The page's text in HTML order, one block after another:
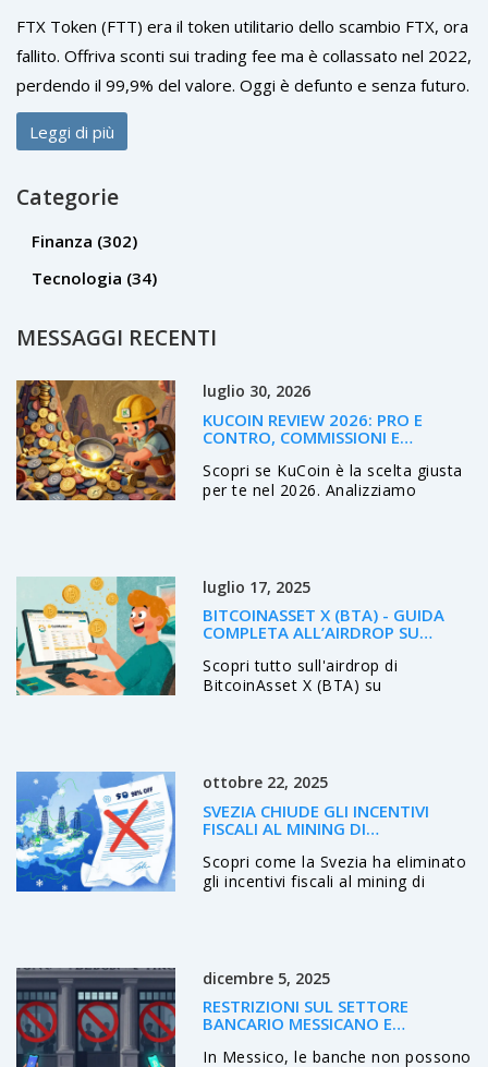
FTX Token (FTT) era il token utilitario dello scambio FTX, ora
fallito. Offriva sconti sui trading fee ma è collassato nel 2022,
perdendo il 99,9% del valore. Oggi è defunto e senza futuro.
Leggi di più
Categorie
Finanza (302)
Tecnologia (34)
MESSAGGI RECENTI
luglio 30, 2026
KUCOIN REVIEW 2026: PRO E
CONTRO, COMMISSIONI E
Scopri se KuCoin è la scelta giusta
per te nel 2026. Analizziamo
luglio 17, 2025
BITCOINASSET X (BTA) - GUIDA
COMPLETA ALL’AIRDROP SU
Scopri tutto sull'airdrop di
BitcoinAsset X (BTA) su
ottobre 22, 2025
SVEZIA CHIUDE GLI INCENTIVI
FISCALI AL MINING DI
Scopri come la Svezia ha eliminato
gli incentivi fiscali al mining di
dicembre 5, 2025
RESTRIZIONI SUL SETTORE
BANCARIO MESSICANO E
PERMESSO NEL 2025
In Messico, le banche non possono